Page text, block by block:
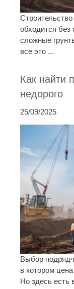
обходится без
сложные
все это ...
Как найти
недорого
25/09/2025
Выбор
в котором
Но здесь есть